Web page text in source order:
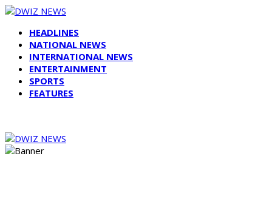
HEADLINES
NATIONAL NEWS
INTERNATIONAL NEWS
ENTERTAINMENT
SPORTS
FEATURES